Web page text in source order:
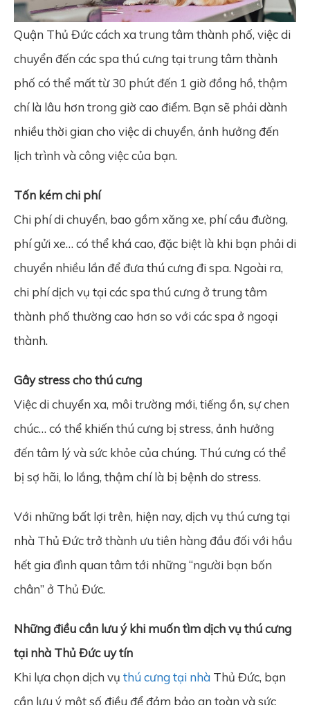
Quận Thủ Đức cách xa trung tâm thành phố, việc di
chuyển đến các spa thú cưng tại trung tâm thành
phố có thể mất từ 30 phút đến 1 giờ đồng hồ, thậm
chí là lâu hơn trong giờ cao điểm. Bạn sẽ phải dành
nhiều thời gian cho việc di chuyển, ảnh hưởng đến
lịch trình và công việc của bạn.
Tốn kém chi phí
Chi phí di chuyển, bao gồm xăng xe, phí cầu đường,
phí gửi xe… có thể khá cao, đặc biệt là khi bạn phải di
chuyển nhiều lần để đưa thú cưng đi spa. Ngoài ra,
chi phí dịch vụ tại các spa thú cưng ở trung tâm
thành phố thường cao hơn so với các spa ở ngoại
thành.
Gây stress cho thú cưng
Việc di chuyển xa, môi trường mới, tiếng ồn, sự chen
chúc… có thể khiến thú cưng bị stress, ảnh hưởng
đến tâm lý và sức khỏe của chúng. Thú cưng có thể
bị sợ hãi, lo lắng, thậm chí là bị bệnh do stress.
Với những bất lợi trên, hiện nay, dịch vụ thú cưng tại
nhà Thủ Đức trở thành ưu tiên hàng đầu đối với hầu
hết gia đình quan tâm tới những “người bạn bốn
chân” ở Thủ Đức.
Những điều cần lưu ý khi muốn tìm dịch vụ thú cưng
tại nhà Thủ Đức uy tín
Khi lựa chọn dịch vụ thú cưng tại nhà Thủ Đức, bạn
cần lưu ý một số điều để đảm bảo an toàn và sức